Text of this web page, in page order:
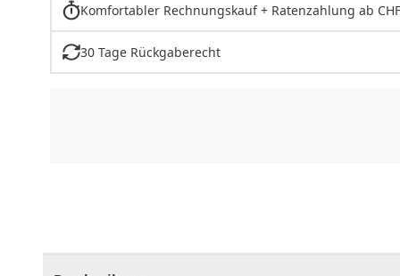
Komfortabler Rechnungskauf + Ratenzahlung ab
30 Tage Rückgaberecht